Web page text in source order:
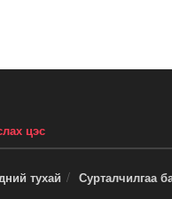
цэс
тухай Сурталчилгаа